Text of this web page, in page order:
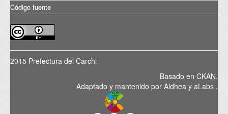
Código fuente
2015 Prefectura del Carchi
Basado en CKAN.
Adaptado y mantenido por Aldhea y aLabs .